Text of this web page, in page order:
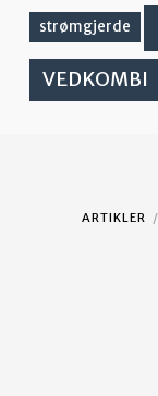
strømgjerde
VEDKOMBI
ARTIKLER